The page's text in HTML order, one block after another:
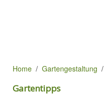
Home Gartengestaltung
Gartentipps